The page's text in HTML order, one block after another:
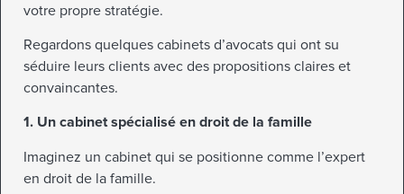
votre propre stratégie.
Regardons quelques cabinets d’avocats qui ont su
séduire leurs clients avec des propositions claires et
convaincantes.
1. Un cabinet spécialisé en droit de la famille
Imaginez un cabinet qui se positionne comme l’expert
en droit de la famille.